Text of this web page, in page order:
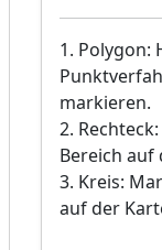
1. Polygon:
markieren.
2.
Bereich auf
3. Kreis:
auf der